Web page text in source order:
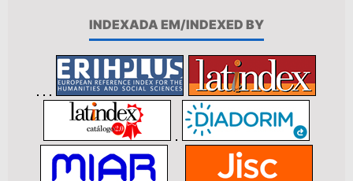
INDEXADA EM/INDEXED BY